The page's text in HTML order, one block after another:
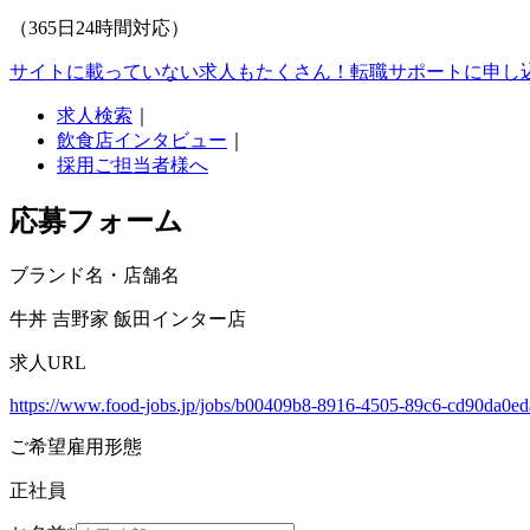
（365日24時間対応）
サイトに載っていない求人もたくさん！ 転職サポートに申し
求人検索
飲食店インタビュー
採用ご担当者様へ
応募フォーム
ブランド名・店舗名
牛丼 吉野家 飯田インター店
求人URL
https://www.food-jobs.jp/jobs/b00409b8-8916-4505-89c6-
ご希望雇用形態
正社員